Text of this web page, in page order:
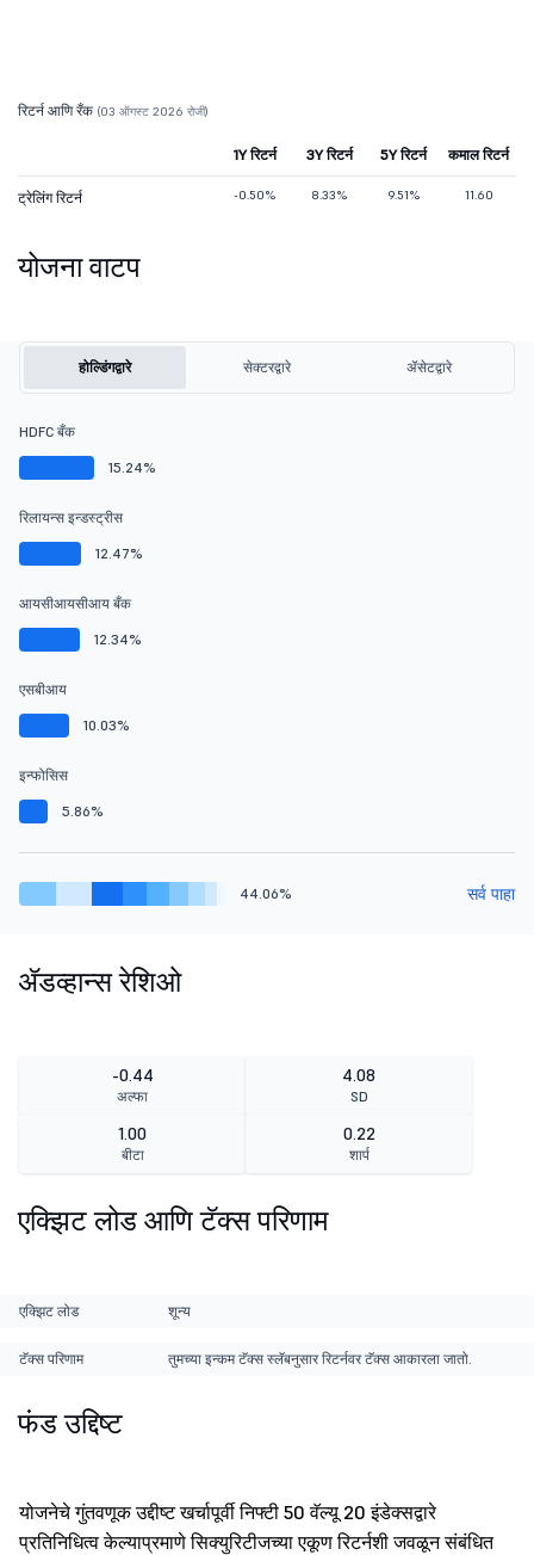
रिटर्न आणि रँक (03 ऑगस्ट 2026 रोजी)
1Y रिटर्न 3Y रिटर्न 5Y रिटर्न कमाल रिटर्न
ट्रेलिंग रिटर्न -0.50% 8.33% 9.51% 11.60
योजना वाटप
होल्डिंगद्वारे सेक्टरद्वारे ॲसेटद्वारे
HDFC बँक
15.24%
रिलायन्स इन्डस्ट्रीस
12.47%
आयसीआयसीआय बँक
12.34%
एसबीआय
10.03%
इन्फोसिस
5.86%
44.06% सर्व पाहा
ॲडव्हान्स रेशिओ
-0.44
अल्फा
4.08
SD
1.00
बीटा
0.22
शार्प
एक्झिट लोड आणि टॅक्स परिणाम
एक्झिट लोड शून्य
टॅक्स परिणाम तुमच्या इन्कम टॅक्स स्लॅबनुसार रिटर्नवर टॅक्स आकारला जातो.
फंड उद्दिष्ट
योजनेचे गुंतवणूक उद्दीष्ट खर्चापूर्वी निफ्टी 50 वॅल्यू 20 इंडेक्सद्वारे
प्रतिनिधित्व केल्याप्रमाणे सिक्युरिटीजच्या एकूण रिटर्नशी जवळून संबंधित